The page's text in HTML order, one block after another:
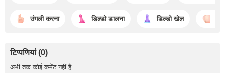
उंगली करना डिल्डो डालना डिल्डो खेल
टिप्पणियां (0)
अभी तक कोई कमेंट नहीं है